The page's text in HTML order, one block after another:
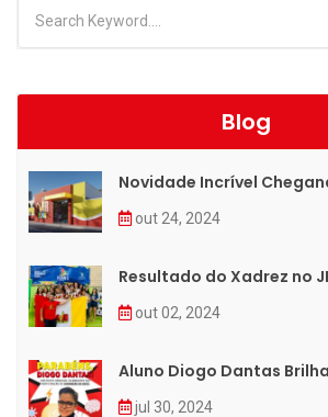
Blog
Novidade Incrível
out 24, 2024
Resultado do Xadrez no
out 02, 2024
Aluno Diogo Dantas
jul 30, 2024